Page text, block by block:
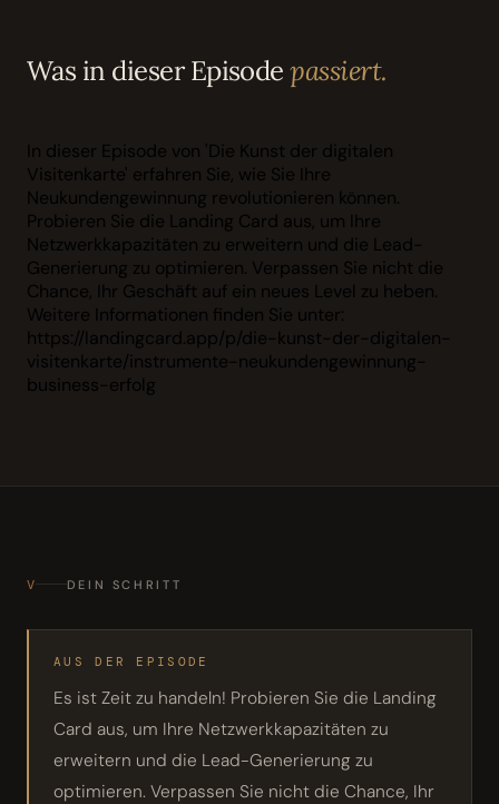
Was in dieser Episodepassiert.
In dieser Episode von 'Die Kunst der digitalen
Visitenkarte' erfahren Sie, wie Sie Ihre
Neukundengewinnung revolutionieren können.
Probieren Sie die Landing Card aus, um Ihre
Netzwerkkapazitäten zu erweitern und die Lead-
Generierung zu optimieren. Verpassen Sie nicht die
Chance, Ihr Geschäft auf ein neues Level zu heben.
Weitere Informationen finden Sie unter:
https://landingcard.app/p/die-kunst-der-digitalen-
visitenkarte/instrumente-neukundengewinnung-
business-erfolg
V DEIN SCHRITT
AUS DER EPISODE
Es ist Zeit zu handeln! Probieren Sie die Landing
Card aus, um Ihre Netzwerkkapazitäten zu
erweitern und die Lead-Generierung zu
optimieren. Verpassen Sie nicht die Chance, Ihr